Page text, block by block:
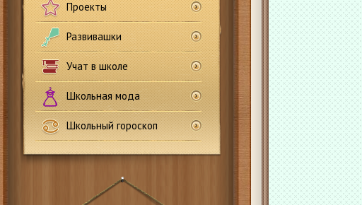
Проекты
Развивашки
Учат в школе
Школьная мода
Школьный гороскоп